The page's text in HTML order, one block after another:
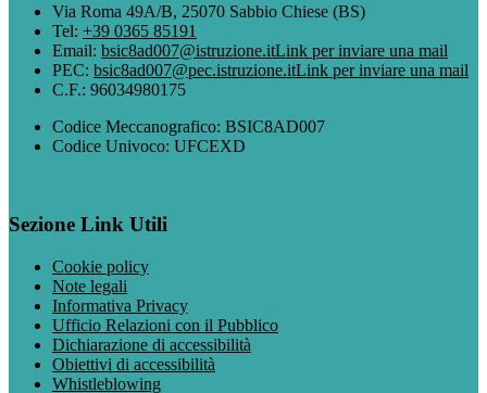
Via Roma 49A/B, 25070 Sabbio Chiese (BS)
Tel: +39 0365 85191
Email: bsic8ad007@istruzione.itLink per inviare una mail
PEC: bsic8ad007@pec.istruzione.itLink per inviare una mail
C.F.: 96034980175
Codice Meccanografico: BSIC8AD007
Codice Univoco: UFCEXD
Sezione Link Utili
Cookie policy
Note legali
Informativa Privacy
Ufficio Relazioni con il Pubblico
Dichiarazione di accessibilità
Obiettivi di accessibilità
Whistleblowing